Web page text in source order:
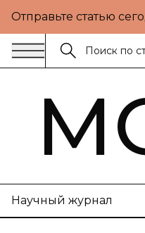
Отправьте статью
Научный журнал